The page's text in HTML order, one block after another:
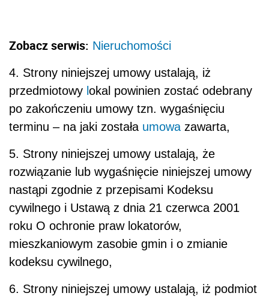
Zobacz serwis: Nieruchomości
4. Strony niniejszej umowy ustalają, iż
przedmiotowy okal powinien zostać odebrany
po zakończeniu umowy tzn. wygaśnięciu
terminu – na jaki została umowa zawarta,
5. Strony niniejszej umowy ustalają, że
rozwiązanie lub wygaśnięcie niniejszej umowy
nastąpi zgodnie z przepisami Kodeksu
cywilnego i Ustawą z dnia 21 czerwca 2001
roku O ochronie praw lokatorów,
mieszkaniowym zasobie gmin i o zmianie
kodeksu cywilnego,
6. Strony niniejszej umowy ustalają, iż podmiot